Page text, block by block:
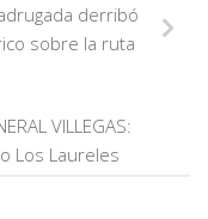
derribó
sobre la ruta
VILLEGAS:
Los Laureles